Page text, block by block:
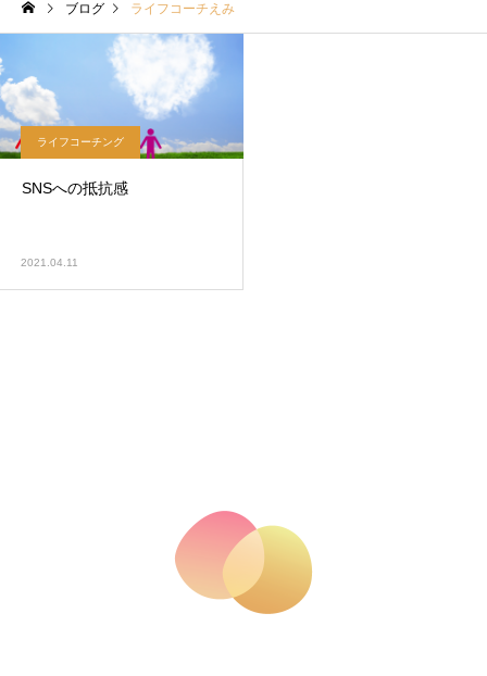
ブログ ライフコーチえみ
ライフコーチング
SNSへの抵抗感
2021.04.11